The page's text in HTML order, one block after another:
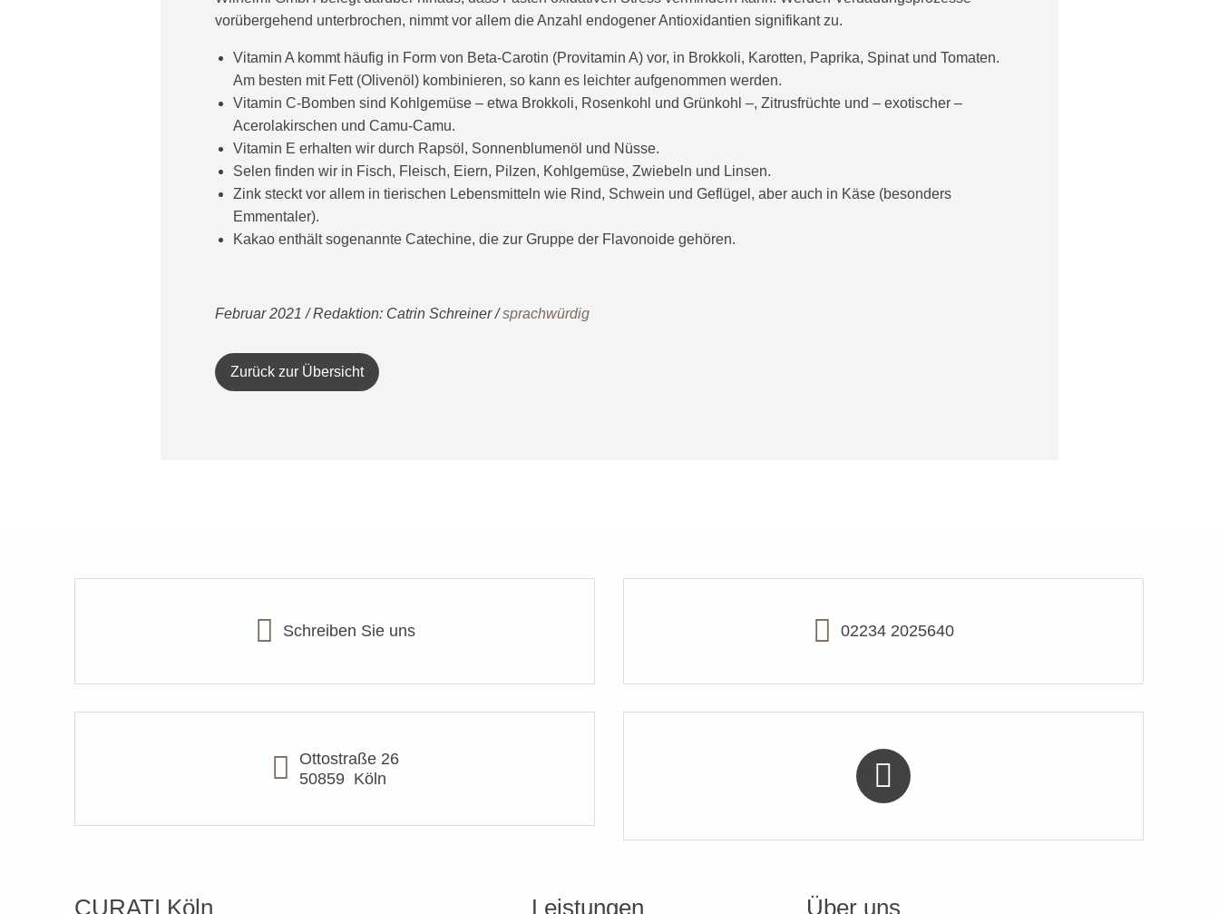
vorübergehend unterbrochen, nimmt vor allem die Anzahl endogener Antioxidantien signifikant zu.
Vitamin A kommt häufig in Form von Beta-Carotin (Provitamin A) vor, in Brokkoli, Karotten, Paprika, Spinat und Tomaten.
Am besten mit Fett (Olivenöl) kombinieren, so kann es leichter aufgenommen werden.
Vitamin C-Bomben sind Kohlgemüse – etwa Brokkoli, Rosenkohl und Grünkohl –, Zitrusfrüchte und – exotischer –
Acerolakirschen und Camu-Camu.
Vitamin E erhalten wir durch Rapsöl, Sonnenblumenöl und Nüsse.
Selen finden wir in Fisch, Fleisch, Eiern, Pilzen, Kohlgemüse, Zwiebeln und Linsen.
Zink steckt vor allem in tierischen Lebensmitteln wie Rind, Schwein und Geflügel, aber auch in Käse (besonders
Emmentaler).
Kakao enthält sogenannte Catechine, die zur Gruppe der Flavonoide gehören.
Februar 2021 / Redaktion: Catrin Schreiner /sprachwürdig
Zurück zur Übersicht
Schreiben Sie uns 02234 2025640
Ottostraße 26
50859 Köln
CURATI Köln Leistungen Über uns